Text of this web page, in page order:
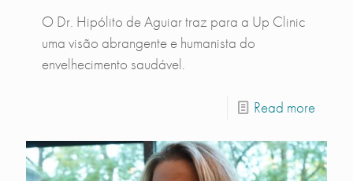
O Dr. Hipólito de Aguiar traz para a Up Clinic
uma visão abrangente e humanista do
envelhecimento saudável.
Read more